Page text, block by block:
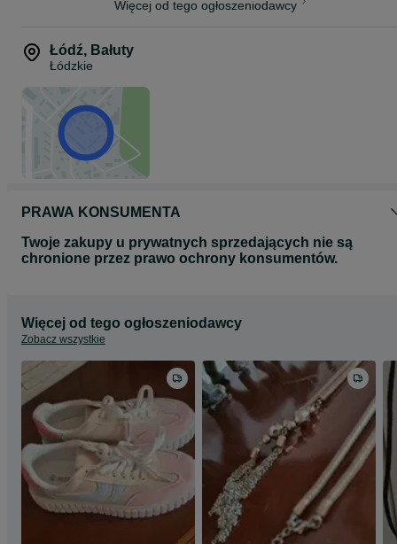
Więcej od tego ogłoszeniodawcy
Łódź, Bałuty
Łódzkie
PRAWA KONSUMENTA
Twoje zakupy u prywatnych sprzedających nie są
chronione przez prawo ochrony konsumentów.
Więcej od tego ogłoszeniodawcy
Zobacz wszystkie